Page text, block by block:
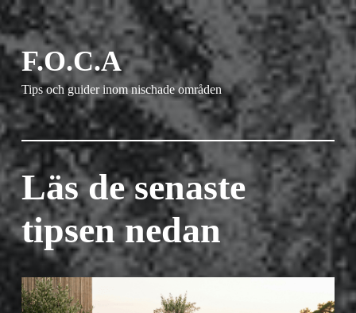
F.O.C.A
Tips och guider inom nischade områden
Läs de senaste
tipsen nedan